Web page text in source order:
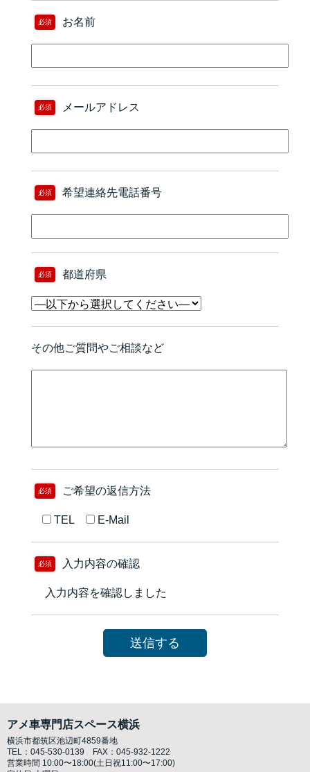
必須 お名前
必須 メールアドレス
必須 希望連絡先電話番号
必須 都道府県
その他ご質問やご相談など
必須 ご希望の返信方法
TEL E-Mail
入力内容の確認
必須
入力内容を確認しました
アメ車専門店スペース横浜
横浜市都筑区池辺町4859番地
TEL： 045-530-0139 FAX： 045-932-1222
営業時間 10:00〜18:00(土日祝11:00〜17:00)